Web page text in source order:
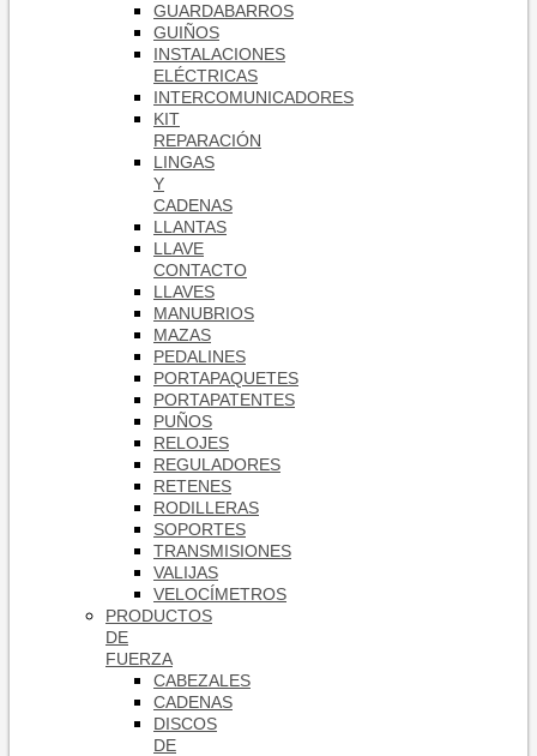
GUARDABARROS
GUIÑOS
INSTALACIONES
ELÉCTRICAS
INTERCOMUNICADORES
KIT
REPARACIÓN
LINGAS
Y
CADENAS
LLANTAS
LLAVE
CONTACTO
LLAVES
MANUBRIOS
MAZAS
PEDALINES
PORTAPAQUETES
PORTAPATENTES
PUÑOS
RELOJES
REGULADORES
RETENES
RODILLERAS
SOPORTES
TRANSMISIONES
VALIJAS
VELOCÍMETROS
PRODUCTOS
DE
FUERZA
CABEZALES
CADENAS
DISCOS
DE